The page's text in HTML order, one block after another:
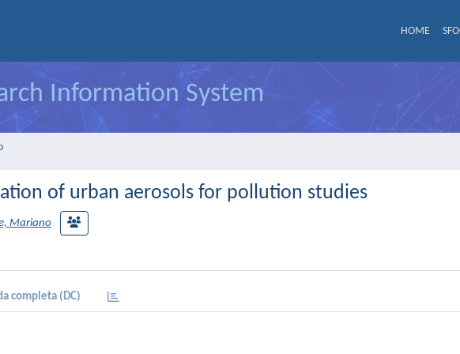
HOME
Information System
of urban aerosols for pollution studies
Mariano
completa (DC)